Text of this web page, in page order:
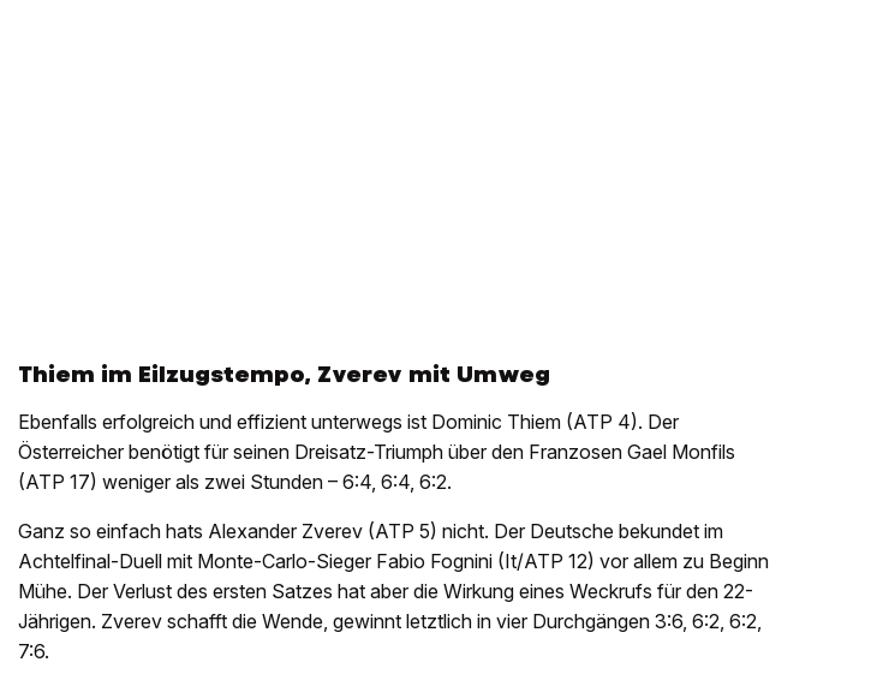
Thiem im Eilzugstempo, Zverev mit Umweg
Ebenfalls erfolgreich und effizient unterwegs ist Dominic Thiem (ATP 4). Der
Österreicher benötigt für seinen Dreisatz-Triumph über den Franzosen Gael Monfils
(ATP 17) weniger als zwei Stunden – 6:4, 6:4, 6:2.
Ganz so einfach hats Alexander Zverev (ATP 5) nicht. Der Deutsche bekundet im
Achtelfinal-Duell mit Monte-Carlo-Sieger Fabio Fognini (It/ATP 12) vor allem zu Beginn
Mühe. Der Verlust des ersten Satzes hat aber die Wirkung eines Weckrufs für den 22-
Jährigen. Zverev schafft die Wende, gewinnt letztlich in vier Durchgängen 3:6, 6:2, 6:2,
7:6.